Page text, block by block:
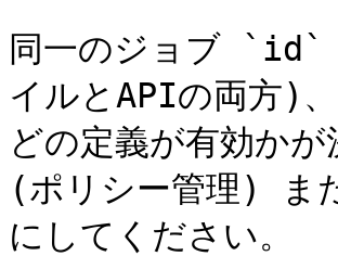
同一のジョブ `id`
イルとAPIの両方)
どの定義が有効か
(ポリシー管理) ま
にしてください。